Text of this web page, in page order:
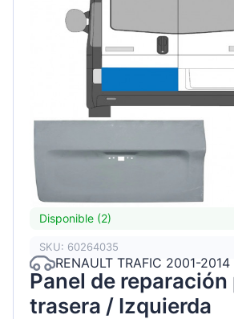
Disponible (2)
SKU: 60264035
RENAULT TRAFIC 2001-2014
Panel de
trasera / Izquierda